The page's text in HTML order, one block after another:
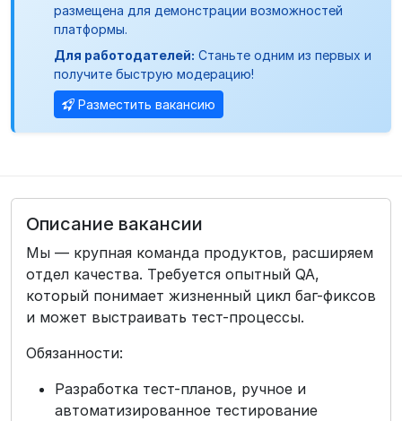
размещена для демонстрации возможностей
платформы.
Для работодателей: Станьте одним из первых и
получите быструю модерацию!
Разместить вакансию
Описание вакансии
Мы — крупная команда продуктов, расширяем
отдел качества. Требуется опытный QA,
который понимает жизненный цикл баг-фиксов
и может выстраивать тест-процессы.
Обязанности:
Разработка тест-планов, ручное и
автоматизированное тестирование